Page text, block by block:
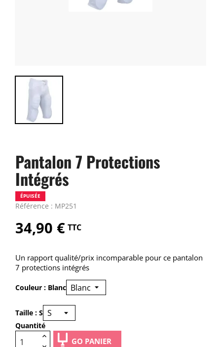
Pantalon 7 Protections
Intégrés
Référence : MP251
ÉPUISÉE
34,90 € TTC
Un rapport qualité/prix incomparable pour ce pantalon
7 protections intégrés
Couleur : Blanc
Taille : S
Quantité
GO PANIER